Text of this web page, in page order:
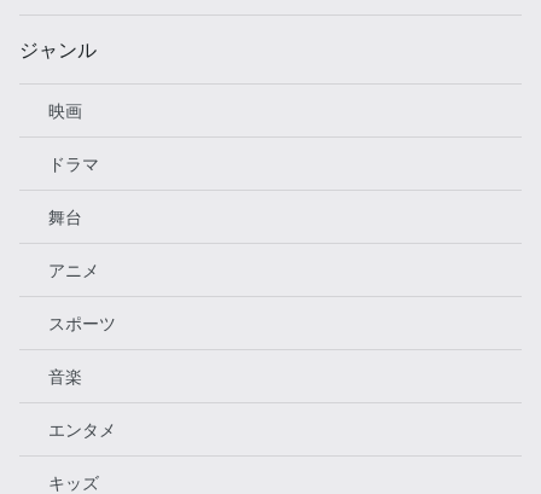
ジャンル
映画
ドラマ
舞台
アニメ
スポーツ
音楽
エンタメ
キッズ